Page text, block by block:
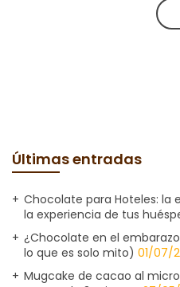
Últimas entradas
Chocolate para Hoteles: la
la experiencia de tus
¿Chocolate en el
lo que es solo mito) 01/07/
Mugcake de cacao al